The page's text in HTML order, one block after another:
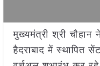
मुख्यमंत्री श्री चौहान ने
हैदराबाद में स्थापित